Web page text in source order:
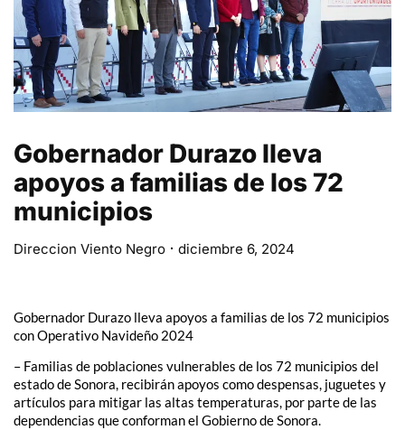
Gobernador Durazo lleva
apoyos a familias de los 72
municipios
Direccion Viento Negro diciembre 6, 2024
Gobernador Durazo lleva apoyos a familias de los 72 municipios
con Operativo Navideño 2024
– Familias de poblaciones vulnerables de los 72 municipios del
estado de Sonora, recibirán apoyos como despensas, juguetes y
artículos para mitigar las altas temperaturas, por parte de las
dependencias que conforman el Gobierno de Sonora.